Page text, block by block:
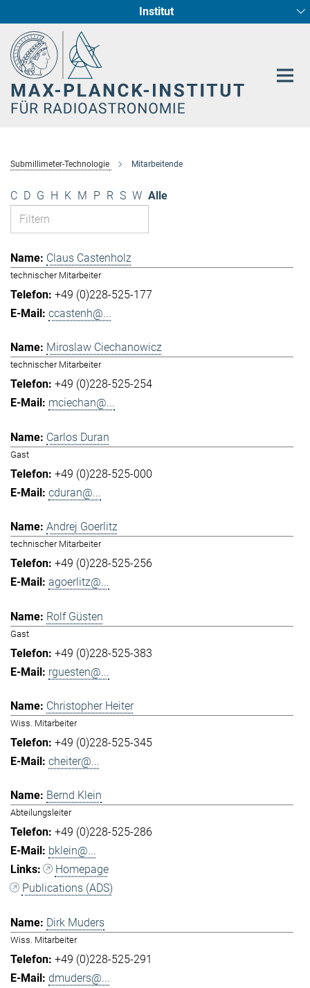
Institut
Radioastronomische Fundamentalphysik
Sternentstehung und Galaxienentwicklung
Submillimeter-Technologie Mitarbeitende
C D G H K M P R S W Alle
Claus Castenholz
technischer Mitarbeiter
+49 (0)228-525-177
ccastenh@...
Miroslaw Ciechanowicz
technischer Mitarbeiter
+49 (0)228-525-254
mciechan@...
Carlos Duran
Gast
+49 (0)228-525-000
cduran@...
Andrej Goerlitz
technischer Mitarbeiter
+49 (0)228-525-256
agoerlitz@...
Rolf Güsten
Gast
+49 (0)228-525-383
rguesten@...
Christopher Heiter
Wiss. Mitarbeiter
+49 (0)228-525-345
cheiter@...
Bernd Klein
Abteilungsleiter
+49 (0)228-525-286
bklein@...
Homepage
Publications (ADS)
Dirk Muders
Wiss. Mitarbeiter
+49 (0)228-525-291
dmuders@...